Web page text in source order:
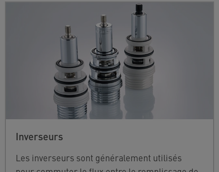
Inverseurs
Les inverseurs sont généralement utilisés